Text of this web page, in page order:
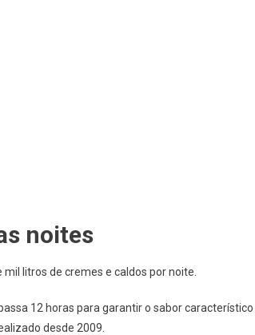
noites
litros de cremes e caldos por noite.
12 horas para garantir o sabor característico
desde 2009.